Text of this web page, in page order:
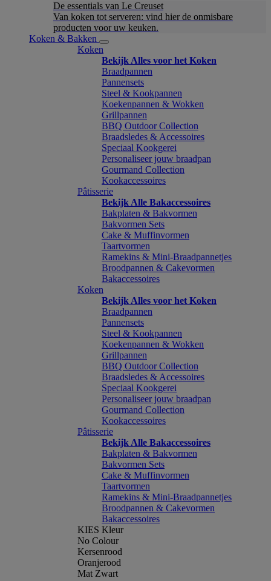
De essentials van Le Creuset
Van koken tot serveren: vind hier de onmisbare
producten voor uw keuken.
Koken & Bakken
Koken
Bekijk Alles voor het Koken
Braadpannen
Pannensets
Steel & Kookpannen
Koekenpannen & Wokken
Grillpannen
BBQ Outdoor Collection
Braadsledes & Accessoires
Speciaal Kookgerei
Personaliseer jouw braadpan
Gourmand Collection
Kookaccessoires
Pâtisserie
Bekijk Alle Bakaccessoires
Bakplaten & Bakvormen
Bakvormen Sets
Cake & Muffinvormen
Taartvormen
Ramekins & Mini-Braadpannetjes
Broodpannen & Cakevormen
Bakaccessoires
Koken
Bekijk Alles voor het Koken
Braadpannen
Pannensets
Steel & Kookpannen
Koekenpannen & Wokken
Grillpannen
BBQ Outdoor Collection
Braadsledes & Accessoires
Speciaal Kookgerei
Personaliseer jouw braadpan
Gourmand Collection
Kookaccessoires
Pâtisserie
Bekijk Alle Bakaccessoires
Bakplaten & Bakvormen
Bakvormen Sets
Cake & Muffinvormen
Taartvormen
Ramekins & Mini-Braadpannetjes
Broodpannen & Cakevormen
Bakaccessoires
KIES Kleur
No Colour
Kersenrood
Oranjerood
Mat Zwart